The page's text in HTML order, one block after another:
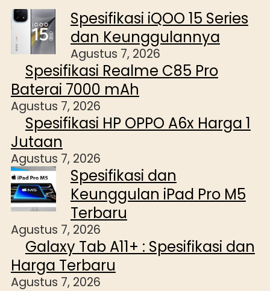
Spesifikasi iQOO 15 Series
dan Keunggulannya
Agustus 7, 2026
Spesifikasi Realme C85 Pro
Baterai 7000 mAh
Agustus 7, 2026
Spesifikasi HP OPPO A6x Harga 1
Jutaan
Agustus 7, 2026
Spesifikasi dan
Keunggulan iPad Pro M5
Terbaru
Agustus 7, 2026
Galaxy Tab A11+ : Spesifikasi dan
Harga Terbaru
Agustus 7, 2026